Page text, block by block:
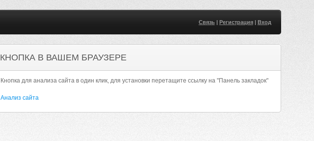
Связь| Регистрация| Вход
КНОПКА В ВАШЕМ БРАУЗЕРЕ
Кнопка для анализа сайта в один клик, для установки перетащите ссылку на "Панель закладок"
Анализ сайта